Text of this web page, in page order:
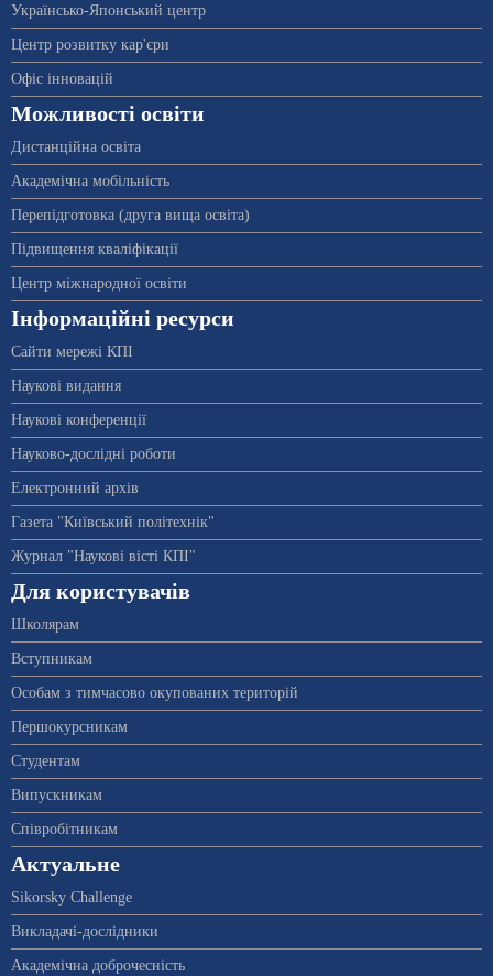
Українсько-Японський центр
Центр розвитку кар'єри
Офіс інновацій
Можливості освіти
Дистанційна освіта
Академічна мобільність
Перепідготовка (друга вища освіта)
Підвищення кваліфікації
Центр міжнародної освіти
Інформаційні ресурси
Сайти мережі КПІ
Наукові видання
Наукові конференції
Науково-дослідні роботи
Електронний архів
Газета "Київський політехнік"
Журнал "Наукові вісті КПІ"
Для користувачів
Школярам
Вступникам
Особам з тимчасово окупованих територій
Першокурсникам
Студентам
Випускникам
Співробітникам
Актуальне
Sikorsky Challenge
Викладачі-дослідники
Академічна доброчесність